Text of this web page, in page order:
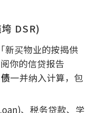
DSR)
新买物业的按揭供
你的信贷报告
一并纳入计算，包
、税务贷款、学